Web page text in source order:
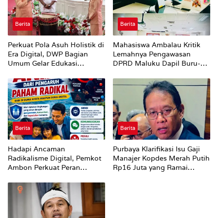
Berita
Perkuat Pola Asuh Holistik di
Era Digital, DWP Bagian
Umum Gelar Edukasi
Berita
Mahasiswa Ambalau Kritik
Lemahnya Pengawasan
DPRD Maluku Dapil Buru-
Perubahan Status Jalan
Berita
Hadapi Ancaman
Radikalisme Digital, Pemkot
Ambon Perkuat Peran
Berita
Purbaya Klarifikasi Isu Gaji
Manajer Kopdes Merah Putih
Rp16 Juta yang Ramai